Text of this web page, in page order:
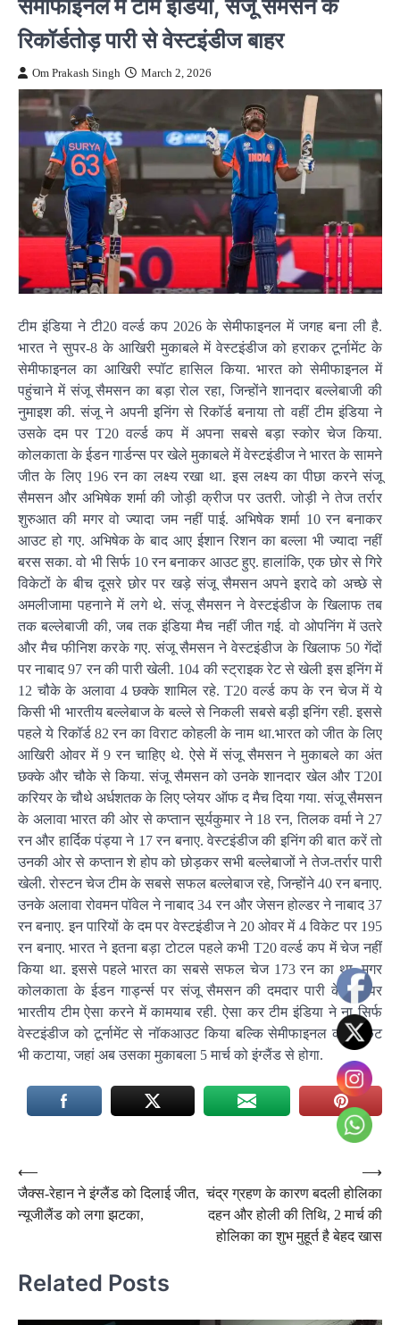
रिकॉर्डतोड़ पारी से वेस्टइंडीज बाहर
Om Prakash Singh March 2, 2026
टीम इंडिया ने टी20 वर्ल्ड कप 2026 के सेमीफाइनल में जगह बना ली है.
भारत ने सुपर-8 के आखिरी मुकाबले में वेस्टइंडीज को हराकर टूर्नामेंट के
सेमीफाइनल का आखिरी स्पॉट हासिल किया. भारत को सेमीफाइनल में
पहुंचाने में संजू सैमसन का बड़ा रोल रहा, जिन्होंने शानदार बल्लेबाजी की
नुमाइश की. संजू ने अपनी इनिंग से रिकॉर्ड बनाया तो वहीं टीम इंडिया ने
उसके दम पर T20 वर्ल्ड कप में अपना सबसे बड़ा स्कोर चेज किया.
कोलकाता के ईडन गार्डन्स पर खेले मुकाबले में वेस्टइंडीज ने भारत के सामने
जीत के लिए 196 रन का लक्ष्य रखा था. इस लक्ष्य का पीछा करने संजू
सैमसन और अभिषेक शर्मा की जोड़ी क्रीज पर उतरी. जोड़ी ने तेज तर्रार
शुरुआत की मगर वो ज्यादा जम नहीं पाई. अभिषेक शर्मा 10 रन बनाकर
आउट हो गए. अभिषेक के बाद आए ईशान रिशन का बल्ला भी ज्यादा नहीं
बरस सका. वो भी सिर्फ 10 रन बनाकर आउट हुए. हालांकि, एक छोर से गिरे
विकेटों के बीच दूसरे छोर पर खड़े संजू सैमसन अपने इरादे को अच्छे से
अमलीजामा पहनाने में लगे थे. संजू सैमसन ने वेस्टइंडीज के खिलाफ तब
तक बल्लेबाजी की, जब तक इंडिया मैच नहीं जीत गई. वो ओपनिंग में उतरे
और मैच फीनिश करके गए. संजू सैमसन ने वेस्टइंडीज के खिलाफ 50 गेंदों
पर नाबाद 97 रन की पारी खेली. 104 की स्ट्राइक रेट से खेली इस इनिंग में
12 चौके के अलावा 4 छक्के शामिल रहे. T20 वर्ल्ड कप के रन चेज में ये
किसी भी भारतीय बल्लेबाज के बल्ले से निकली सबसे बड़ी इनिंग रही. इससे
पहले ये रिकॉर्ड 82 रन का विराट कोहली के नाम था.भारत को जीत के लिए
आखिरी ओवर में 9 रन चाहिए थे. ऐसे में संजू सैमसन ने मुकाबले का अंत
छक्के और चौके से किया. संजू सैमसन को उनके शानदार खेल और T20I
करियर के चौथे अर्धशतक के लिए प्लेयर ऑफ द मैच दिया गया. संजू सैमसन
के अलावा भारत की ओर से कप्तान सूर्यकुमार ने 18 रन, तिलक वर्मा ने 27
रन और हार्दिक पंड्या ने 17 रन बनाए. वेस्टइंडीज की इनिंग की बात करें तो
उनकी ओर से कप्तान शे होप को छोड़कर सभी बल्लेबाजों ने तेज-तर्रार पारी
खेली. रोस्टन चेज टीम के सबसे सफल बल्लेबाज रहे, जिन्होंने 40 रन बनाए.
उनके अलावा रोवमन पॉवेल ने नाबाद 34 रन और जेसन होल्डर ने नाबाद 37
रन बनाए. इन पारियों के दम पर वेस्टइंडीज ने 20 ओवर में 4 विकेट पर 195
रन बनाए. भारत ने इतना बड़ा टोटल पहले कभी T20 वर्ल्ड कप में चेज नहीं
किया था. इससे पहले भारत का सबसे सफल चेज 173 रन का था. मगर
कोलकाता के ईडन गार्ड्न्स पर संजू सैमसन की दमदार पारी के दम पर
भारतीय टीम ऐसा करने में कामयाब रही. ऐसा कर टीम इंडिया ने ना सिर्फ
वेस्टइंडीज को टूर्नामेंट से नॉकआउट किया बल्कि सेमीफाइनल का टिकट
भी कटाया, जहां अब उसका मुकाबला 5 मार्च को इंग्लैंड से होगा.
Post
navigation
⟵
जैक्स-रेहान ने इंग्लैंड को दिलाई जीत,
न्यूजीलैंड को लगा झटका,
चंद्र ग्रहण के कारण बदली होलिका
दहन और होली की तिथि, 2 मार्च की
होलिका का शुभ मुहूर्त है बेहद खास
⟶
Related Posts